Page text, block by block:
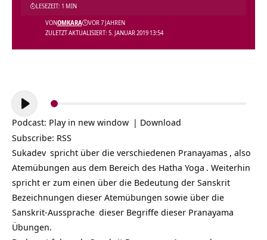
ZULETZT AKTUALISIERT: 5. JANUAR 2019 13:54
VONOMKARA VOR 7 JAHREN
LESEZEIT: 1 MIN
Audio-
Player
Podcast: Play in new window | Download
Subscribe: RSS
Sukadev spricht über die verschiedenen Pranayamas , also
Atemübungen aus dem Bereich des Hatha Yoga . Weiterhin
spricht er zum einen über die Bedeutung der Sanskrit
Bezeichnungen dieser Atemübungen sowie über die
Sanskrit-Aussprache dieser Begriffe dieser Pranayama
Übungen.